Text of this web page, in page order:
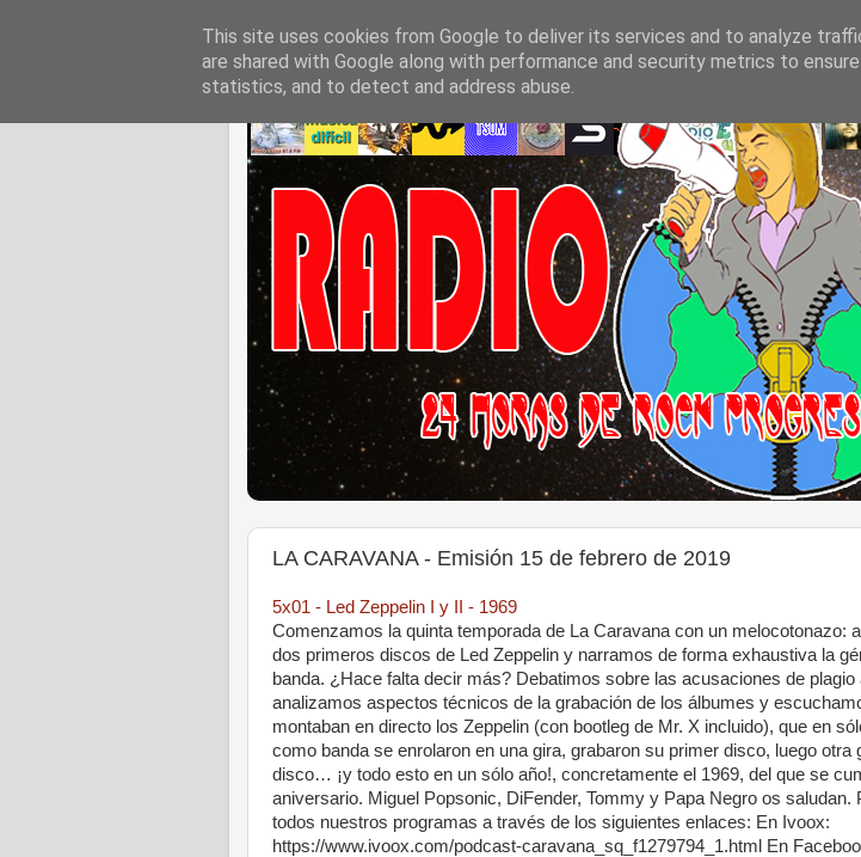
LA CARAVANA - Emisión 15 de febrero de 2019
5x01 - Led Zeppelin I y II - 1969
Comenzamos la quinta temporada de La Caravana con un melocotonazo:
dos primeros discos de Led Zeppelin y narramos de forma exhaustiva la
banda. ¿Hace falta decir más? Debatimos sobre las acusaciones de
analizamos aspectos técnicos de la grabación de los álbumes y
montaban en directo los Zeppelin (con bootleg de Mr. X incluido), que en
como banda se enrolaron en una gira, grabaron su primer disco, luego otra
disco… ¡y todo esto en un sólo año!, concretamente el 1969, del que se
aniversario. Miguel Popsonic, DiFender, Tommy y Papa Negro os saludan.
todos nuestros programas a través de los siguientes enlaces: En Ivoox:
https://www.ivoox.com/podcast-caravana_sq_f1279794_1.html En
This site uses cookies from Google to deliver its services and to analyze
are shared with Google along with performance and security metrics to
statistics, and to detect and address abuse.